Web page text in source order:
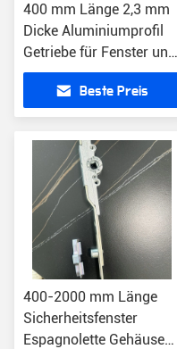
400 mm Länge 2,3 mm
Dicke Aluminiumprofil
Getriebe für Fenster und
Tür
Beste Preis
400-2000 mm Länge
Sicherheitsfenster
Espagnolette Gehäuse